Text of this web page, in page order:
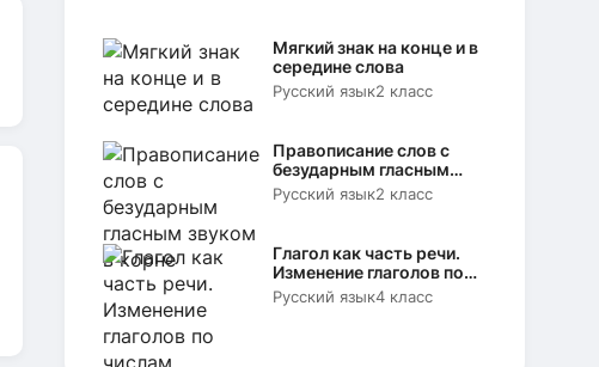
Мягкий знак на конце и в
середине слова
Русский язык2 класс
Правописание слов с
безударным гласным
звуком в корне
Русский язык2 класс
Глагол как часть речи.
Изменение глаголов по
числам
Русский язык4 класс